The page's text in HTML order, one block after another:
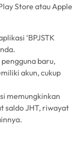
Store atau Apple
‘BPJSTK
pengguna baru,
akun, cukup
memungkinkan
saldo JHT, riwayat